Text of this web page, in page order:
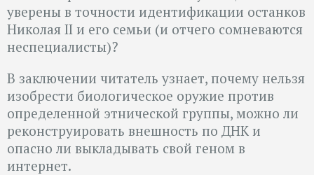
уверены в точности идентификации останков
Николая II и его семьи (и отчего сомневаются
неспециалисты)?
В заключении читатель узнает, почему нельзя
изобрести биологическое оружие против
определенной этнической группы, можно ли
реконструировать внешность по ДНК и
опасно ли выкладывать свой геном в
интернет.